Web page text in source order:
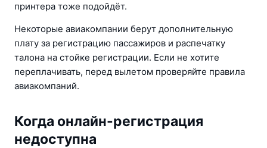
принтера тоже подойдёт.
Некоторые авиакомпании берут дополнительную
плату за регистрацию пассажиров и распечатку
талона на стойке регистрации. Если не хотите
переплачивать, перед вылетом проверяйте правила
авиакомпаний.
Когда онлайн-регистрация
недоступна